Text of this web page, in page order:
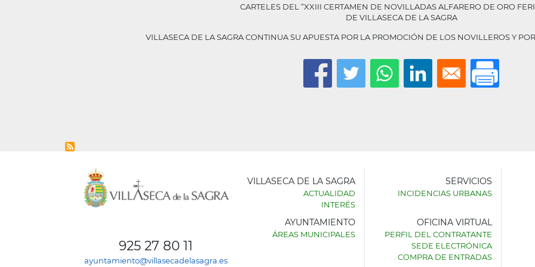
CARTELES DEL “XXIII CERTAMEN DE NOVILLADAS ALFARERO DE ORO
DE VILLASECA DE LA SAGRA
VILLASECA DE LA SAGRA CONTINUA SU APUESTA POR LA PROMOCIÓN DE LOS NOVILLEROS Y
925 27 80 11
ayuntamiento@villasecadelasagra.es
AYUNTAMIENTO
VILLASECA DE LA SAGRA
ACTUALIDAD
INTERÉS
SERVICIOS
INCIDENCIAS URBANAS
AYUNTAMIENTO
ÁREAS MUNICIPALES
OFICINA VIRTUAL
PERFIL DEL CONTRATANTE
SEDE ELECTRÓNICA
COMPRA DE ENTRADAS